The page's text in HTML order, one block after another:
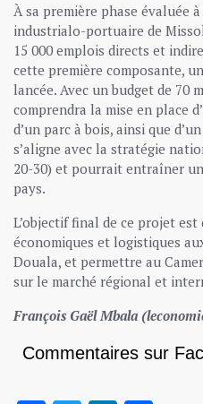
À sa première phase évaluée
industrialo-portuaire de
15 000 emplois directs et
cette première composante,
lancée. Avec un budget de 70
comprendra la mise en place
d’un parc à bois, ainsi que
s’aligne avec la stratégie
20-30) et pourrait entraîner
pays.
L’objectif final de ce projet
économiques et logistiques
Douala, et permettre au
sur le marché régional et
François Gaël Mbala
Commentaires sur